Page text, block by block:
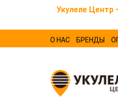
Укулеле Центр
О НАС БРЕНДЫ